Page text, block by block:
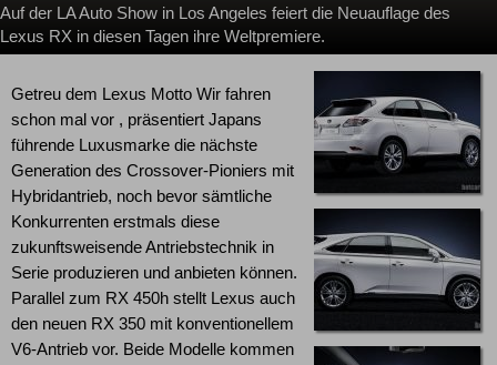
Auf der LA Auto Show in Los Angeles feiert die Neuauflage des
Lexus RX in diesen Tagen ihre Weltpremiere.
Getreu dem Lexus Motto Wir fahren
schon mal vor , präsentiert Japans
führende Luxusmarke die nächste
Generation des Crossover-Pioniers mit
Hybridantrieb, noch bevor sämtliche
Konkurrenten erstmals diese
zukunftsweisende Antriebstechnik in
Serie produzieren und anbieten können.
Parallel zum RX 450h stellt Lexus auch
den neuen RX 350 mit konventionellem
V6-Antrieb vor. Beide Modelle kommen